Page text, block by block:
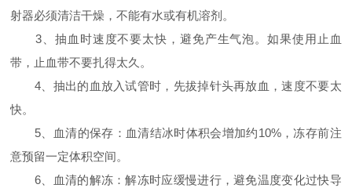
射器必须清洁干燥，不能有水或有机溶剂。
3、抽血时速度不要太快，避免产生气泡。如果使用止血
带，止血带不要扎得太久。
4、抽出的血放入试管时，先拔掉针头再放血，速度不要太
快。
5、血清的保存：血清结冰时体积会增加约10%，冻存前注
意预留一定体积空间。
6、血清的解冻：解冻时应缓慢进行，避免温度变化过快导